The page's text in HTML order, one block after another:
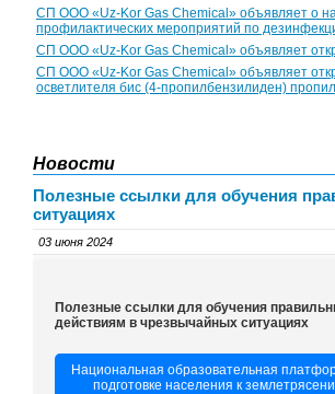
СП ООО «Uz-Kor Gas Chemical» объявляет о
профилактических мероприятий по
CП ООО «Uz-Kor Gas Chemical» объявляет
CП ООО «Uz-Kor Gas Chemical» объявляет
осветлителя бис (4-пропилбензилиден)
Новости
Полезные ссылки для обучения
ситуациях
03 июня 2024
Полезные ссылки для обучения
действиям в чрезвычайных ситуациях
Национальная образовательная
подготовке населения к